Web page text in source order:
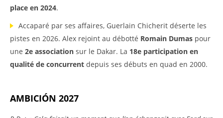
place en 2024.
Accaparé par ses affaires, Guerlain Chicherit déserte les
pistes en 2026. Alex rejoint au débotté Romain Dumas pour
une 2e association sur le Dakar. La 18e participation en
qualité de concurrent depuis ses débuts en quad en 2000.
AMBICIÓN 2027